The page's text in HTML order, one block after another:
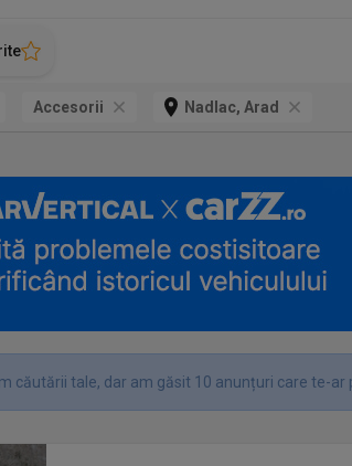
Accesorii Nadlac, Arad
căutării tale, dar am găsit 10 anunțuri care te-ar